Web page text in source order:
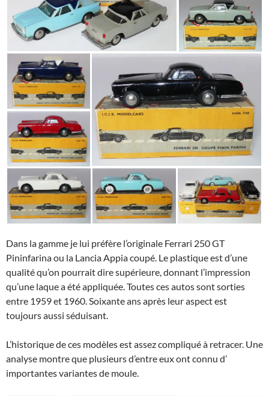
Dans la gamme je lui préfère l’originale Ferrari 250 GT
Pininfarina ou la Lancia Appia coupé. Le plastique est d’une
qualité qu’on pourrait dire supérieure, donnant l’impression
qu’une laque a été appliquée. Toutes ces autos sont sorties
entre 1959 et 1960. Soixante ans après leur aspect est
toujours aussi séduisant.
L’historique de ces modèles est assez compliqué à retracer. Une
analyse montre que plusieurs d’entre eux ont connu d’
importantes variantes de moule.